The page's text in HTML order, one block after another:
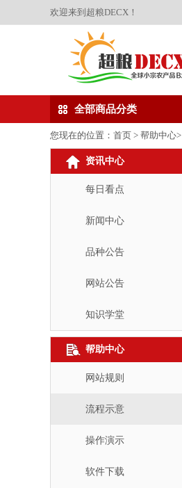
欢迎来到超粮DECX！
全部商品分类
您现在的位置： 首页 > 帮助中心>
资讯中心
每日看点
新闻中心
品种公告
网站公告
知识学堂
帮助中心
网站规则
流程示意
操作演示
软件下载